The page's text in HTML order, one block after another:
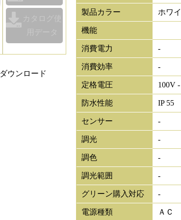
カタログ使
用データ
ダウンロード
製品カラー ホワ
機能
消費電力 -
消費効率 -
定格電圧 100V
防水性能 IP 55
センサー -
調光 -
調色 -
調光範囲 -
グリーン購入対応 -
電源種類 ＡＣ